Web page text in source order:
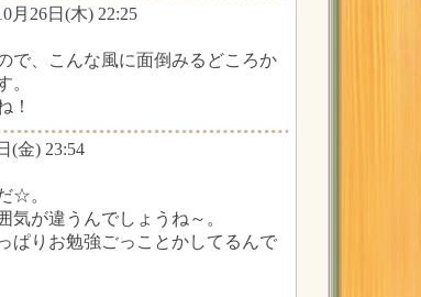
月26日(木) 22:25
で、こんな風に面倒みるどころか
。
！
(金) 23:54
☆。
気が違うんでしょうね～。
ぱりお勉強ごっことかしてるんで